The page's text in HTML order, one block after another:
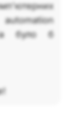
було б